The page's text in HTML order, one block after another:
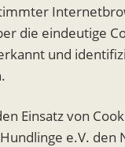
die eindeutige
und
Einsatz von
e.V. den